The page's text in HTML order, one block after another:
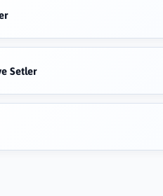
Setler